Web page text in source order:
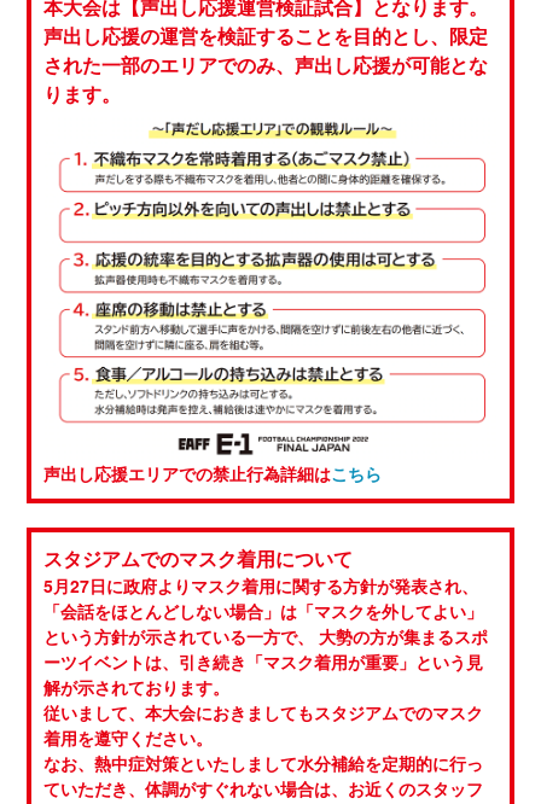
本大会は【声出し応援運営検証試合】となります。
声出し応援の運営を検証することを目的とし、限定
された一部のエリアでのみ、声出し応援が可能とな
ります。
声出し応援エリアでの禁止行為詳細はこちら
スタジアムでのマスク着用について
5月27日に政府よりマスク着用に関する方針が発表され、
「会話をほとんどしない場合」は「マスクを外してよい」
という方針が示されている一方で、 大勢の方が集まるスポ
ーツイベントは、引き続き「マスク着用が重要」という見
解が示されております。
従いまして、本大会におきましてもスタジアムでのマスク
着用を遵守ください。
なお、熱中症対策といたしまして水分補給を定期的に行っ
ていただき、体調がすぐれない場合は、お近くのスタッフ